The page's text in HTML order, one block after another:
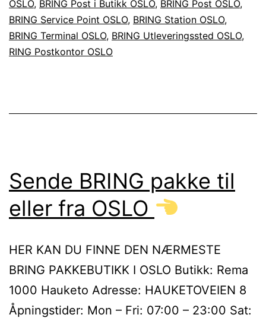
OSLO, BRING Post i Butikk OSLO, BRING Post OSLO,
BRING Service Point OSLO, BRING Station OSLO,
BRING Terminal OSLO, BRING Utleveringssted OSLO,
RING Postkontor OSLO
Sende BRING pakke til
eller fra OSLO
HER KAN DU FINNE DEN NÆRMESTE
BRING PAKKEBUTIKK I OSLO Butikk: Rema
1000 Hauketo Adresse: HAUKETOVEIEN 8
Åpningstider: Mon – Fri: 07:00 – 23:00 Sat: